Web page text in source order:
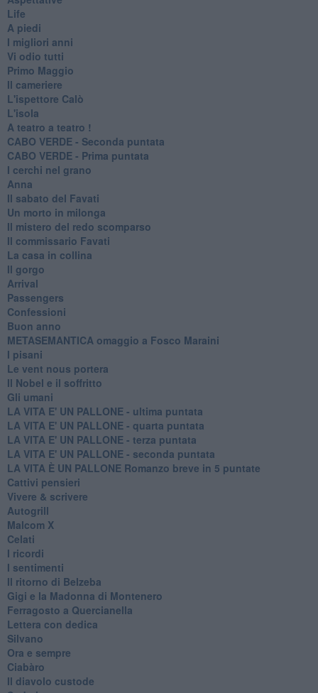
Life
A piedi
I migliori anni
Vi odio tutti
Primo Maggio
Il cameriere
L'ispettore Calò
L'isola
A teatro a teatro !
CABO VERDE - Seconda puntata
CABO VERDE - Prima puntata
I cerchi nel grano
Anna
Il sabato del Favati
Un morto in milonga
Il mistero del redo scomparso
Il commissario Favati
La casa in collina
Il gorgo
Arrival
Passengers
Confessioni
Buon anno
METASEMANTICA omaggio a Fosco Maraini
I pisani
Le vent nous portera
Il Nobel e il soffritto
Gli umani
LA VITA E' UN PALLONE - ultima puntata
LA VITA E' UN PALLONE - quarta puntata
LA VITA E' UN PALLONE - terza puntata
LA VITA E' UN PALLONE - seconda puntata
LA VITA È UN PALLONE Romanzo breve in 5 puntate
Cattivi pensieri
Vivere & scrivere
Autogrill
Malcom X
Celati
I ricordi
I sentimenti
Il ritorno di Belzeba
Gigi e la Madonna di Montenero
Ferragosto a Quercianella
Lettera con dedica
Silvano
Ora e sempre
Ciabàro
Il diavolo custode